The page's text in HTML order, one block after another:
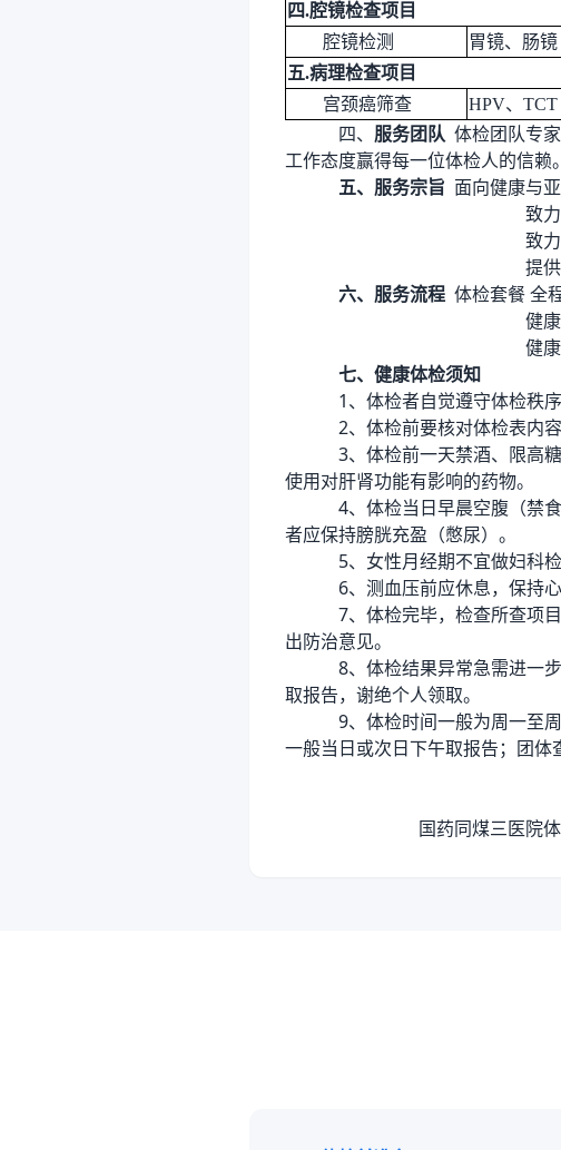
四.腔镜检查项目
腔镜检测
胃镜、肠镜
五.病理检查项目
宫颈癌筛查
HPV、 TCT
四、 服务团队 体检团队专
工作态度赢得每一位体检人的信赖。
五、服务宗旨 面向健康与
致
致
提
六、服务流程 体检套餐全
健
健
七、健康体检须知
1、体检者自觉遵守体检秩
2、体检前要核对体检表内
3、体检前一天禁酒、限高
使用对肝肾功能有影响的药物。
4、体检当日早晨空腹（禁
者应保持膀胱充盈（憋尿）。
5、女性月经期不宜做妇科
6、测血压前应休息，保持
7、体检完毕，检查所查项
出防治意见。
8、体检结果异常急需进一
取报告，谢绝个人领取。
9、体检时间一般为周一至
一般当日或次日下午取报告；团体
国药同煤三医院